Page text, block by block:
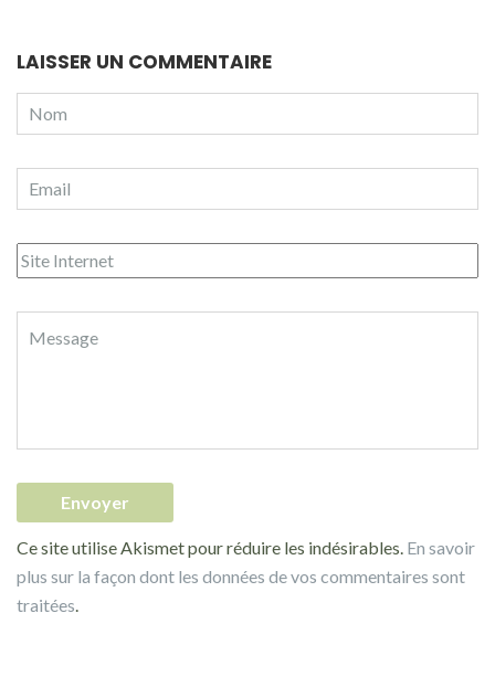
LAISSER UN COMMENTAIRE
Ce site utilise Akismet pour réduire les indésirables. En savoir
plus sur la façon dont les données de vos commentaires sont
traitées